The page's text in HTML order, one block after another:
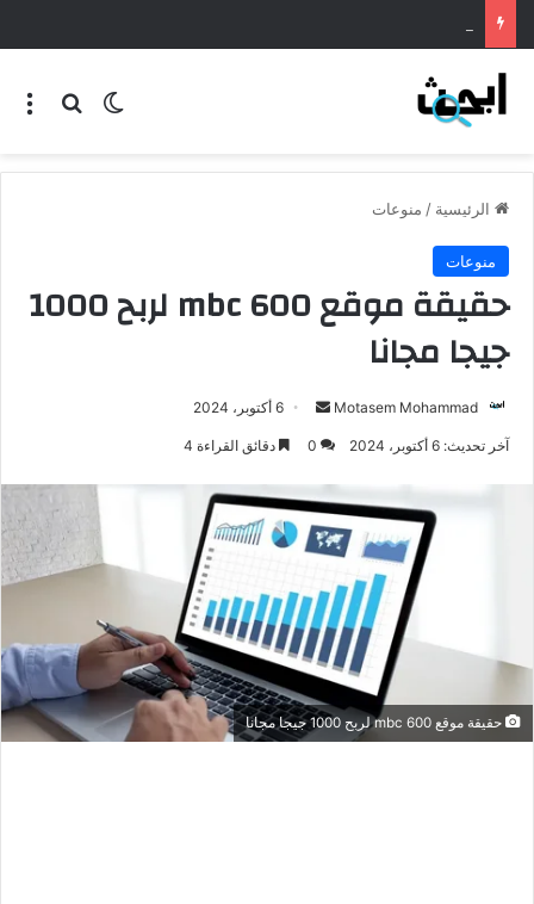
الرئيسية / منوعات
منوعات
حقيقة موقع mbc 600 لربح 1000
جيجا مجانا
Motasem Mohammad 6 أكتوبر، 2024
آخر تحديث: 6 أكتوبر، 2024 0 دقائق القراءة 4
حقيقة موقع mbc 600 لربح 1000 جيجا مجانا